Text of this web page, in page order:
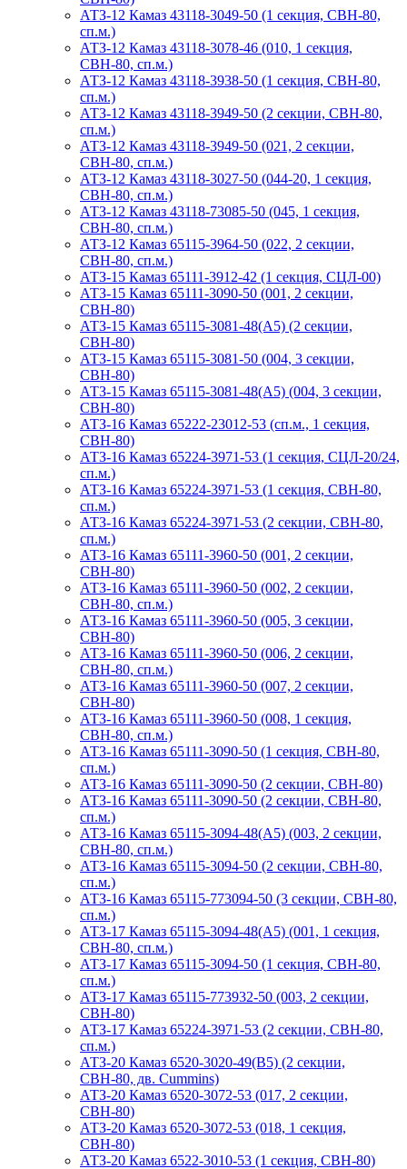
АТЗ-12 Камаз 43118-3049-50 (1 секция, СВН-80,
сп.м.)
АТЗ-12 Камаз 43118-3078-46 (010, 1 секция,
СВН-80, сп.м.)
АТЗ-12 Камаз 43118-3938-50 (1 секция, СВН-80,
сп.м.)
АТЗ-12 Камаз 43118-3949-50 (2 секции, СВН-80,
сп.м.)
АТЗ-12 Камаз 43118-3949-50 (021, 2 секции,
СВН-80, сп.м.)
АТЗ-12 Камаз 43118-3027-50 (044-20, 1 секция,
СВН-80, сп.м.)
АТЗ-12 Камаз 43118-73085-50 (045, 1 секция,
СВН-80, сп.м.)
АТЗ-12 Камаз 65115-3964-50 (022, 2 секции,
СВН-80, сп.м.)
АТЗ-15 Камаз 65111-3912-42 (1 секция, СЦЛ-00)
АТЗ-15 Камаз 65111-3090-50 (001, 2 секции,
СВН-80)
АТЗ-15 Камаз 65115-3081-48(А5) (2 секции,
СВН-80)
АТЗ-15 Камаз 65115-3081-50 (004, 3 секции,
СВН-80)
АТЗ-15 Камаз 65115-3081-48(А5) (004, 3 секции,
СВН-80)
АТЗ-16 Камаз 65222-23012-53 (сп.м., 1 секция,
СВН-80)
АТЗ-16 Камаз 65224-3971-53 (1 секция, СЦЛ-20/24,
сп.м.)
АТЗ-16 Камаз 65224-3971-53 (1 секция, СВН-80,
сп.м.)
АТЗ-16 Камаз 65224-3971-53 (2 секции, СВН-80,
сп.м.)
АТЗ-16 Камаз 65111-3960-50 (001, 2 секции,
СВН-80)
АТЗ-16 Камаз 65111-3960-50 (002, 2 секции,
СВН-80, сп.м.)
АТЗ-16 Камаз 65111-3960-50 (005, 3 секции,
СВН-80)
АТЗ-16 Камаз 65111-3960-50 (006, 2 секции,
СВН-80, сп.м.)
АТЗ-16 Камаз 65111-3960-50 (007, 2 секции,
СВН-80)
АТЗ-16 Камаз 65111-3960-50 (008, 1 секция,
СВН-80, сп.м.)
АТЗ-16 Камаз 65111-3090-50 (1 секция, СВН-80,
сп.м.)
АТЗ-16 Камаз 65111-3090-50 (2 секции, СВН-80)
АТЗ-16 Камаз 65111-3090-50 (2 секции, СВН-80,
сп.м.)
АТЗ-16 Камаз 65115-3094-48(A5) (003, 2 секции,
СВН-80, сп.м.)
АТЗ-16 Камаз 65115-3094-50 (2 секции, СВН-80,
сп.м.)
АТЗ-16 Камаз 65115-773094-50 (3 секции, СВН-80,
сп.м.)
АТЗ-17 Камаз 65115-3094-48(A5) (001, 1 секция,
СВН-80, сп.м.)
АТЗ-17 Камаз 65115-3094-50 (1 секция, СВН-80,
сп.м.)
АТЗ-17 Камаз 65115-773932-50 (003, 2 секции,
СВН-80)
АТЗ-17 Камаз 65224-3971-53 (2 секции, СВН-80,
сп.м.)
АТЗ-20 Камаз 6520-3020-49(B5) (2 секции,
СВН-80, дв. Cummins)
АТЗ-20 Камаз 6520-3072-53 (017, 2 секции,
СВН-80)
АТЗ-20 Камаз 6520-3072-53 (018, 1 секция,
СВН-80)
АТЗ-20 Камаз 6522-3010-53 (1 секция, СВН-80)